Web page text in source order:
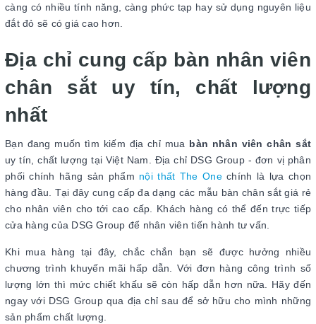
càng có nhiều tính năng, càng phức tạp hay sử dụng nguyên liệu
đắt đỏ sẽ có giá cao hơn.
Địa chỉ cung cấp bàn nhân viên
chân sắt uy tín, chất lượng
nhất
Bạn đang muốn tìm kiếm địa chỉ mua bàn nhân viên chân sắt
uy tín, chất lượng tại Việt Nam. Địa chỉ DSG Group - đơn vị phân
phối chính hãng sản phẩm nội thất The Onechính là lựa chọn
hàng đầu. Tại đây cung cấp đa dạng các mẫu bàn chân sắt giá rẻ
cho nhân viên cho tới cao cấp. Khách hàng có thể đến trực tiếp
cửa hàng của DSG Group để nhân viên tiến hành tư vấn.
Khi mua hàng tại đây, chắc chắn bạn sẽ được hưởng nhiều
chương trình khuyến mãi hấp dẫn. Với đơn hàng công trình số
lượng lớn thì mức chiết khấu sẽ còn hấp dẫn hơn nữa. Hãy đến
ngay với DSG Group qua địa chỉ sau để sở hữu cho mình những
sản phẩm chất lượng.